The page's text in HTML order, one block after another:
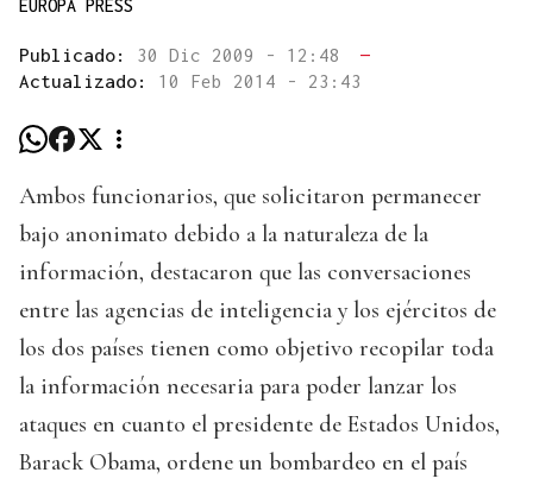
EUROPA PRESS
Publicado: 30 Dic 2009 - 12:48
—
Actualizado: 10 Feb 2014 - 23:43
Ambos funcionarios, que solicitaron permanecer
bajo anonimato debido a la naturaleza de la
información, destacaron que las conversaciones
entre las agencias de inteligencia y los ejércitos de
los dos países tienen como objetivo recopilar toda
la información necesaria para poder lanzar los
ataques en cuanto el presidente de Estados Unidos,
Barack Obama, ordene un bombardeo en el país